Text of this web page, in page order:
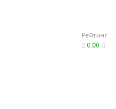
Рейтинг
0.00